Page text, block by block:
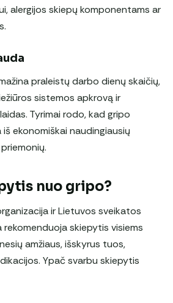
alergijos skiepų komponentams ar
praleistų darbo dienų skaičių,
sistemos apkrovą ir
Tyrimai rodo, kad gripo
ekonomiškai naudingiausių
nuo gripo?
ir Lietuvos sveikatos
skiepytis visiems
amžiaus, išskyrus tuos,
Ypač svarbu skiepytis